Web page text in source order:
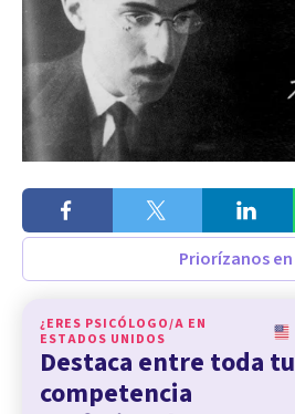
Priorízanos en
¿ERES PSICÓLOGO/A EN
ESTADOS UNIDOS
Destaca entre toda tu
competencia